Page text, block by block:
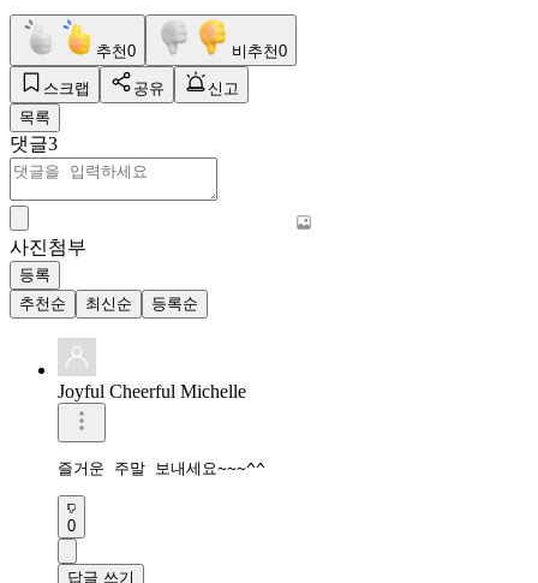
추천0 비추천0
스크랩 공유
신고
목록
댓글3
사진첨부
등록
추천순
최신순 등록순
Joyful Cheerful Michelle
즐거운 주말 보내세요~~~^^
0
답글 쓰기